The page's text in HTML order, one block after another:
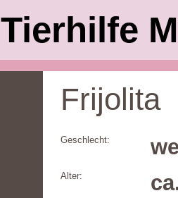
Tierhilfe
Frijolita
Geschlecht:
Alter: